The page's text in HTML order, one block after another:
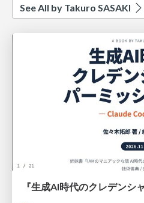
See All by Takuro SASAKI